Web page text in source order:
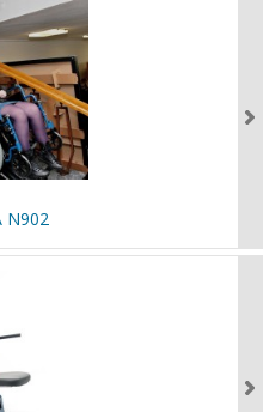
N902